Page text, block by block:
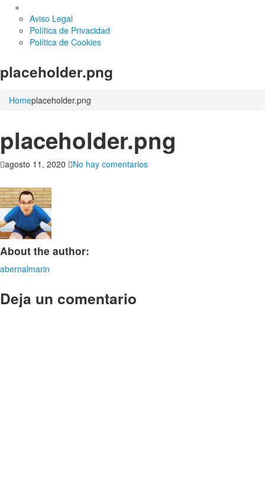
+
Aviso Legal
Política de Privacidad
Política de Cookies
placeholder.png
Homeplaceholder.png
placeholder.png
agosto 11, 2020 No hay comentariosen
About the author:
abernalmarin
Deja un comentario